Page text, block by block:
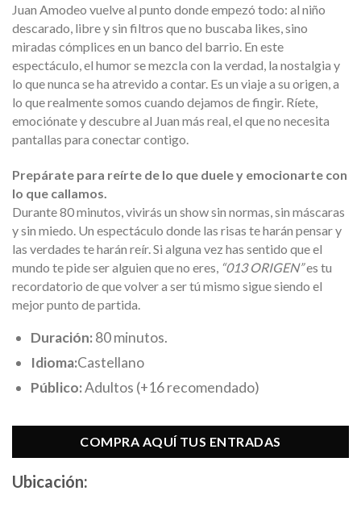
Juan Amodeo vuelve al punto donde empezó todo: al niño
descarado, libre y sin filtros que no buscaba likes, sino
miradas cómplices en un banco del barrio. En este
espectáculo, el humor se mezcla con la verdad, la nostalgia y
lo que nunca se ha atrevido a contar. Es un viaje a su origen, a
lo que realmente somos cuando dejamos de fingir. Ríete,
emociónate y descubre al Juan más real, el que no necesita
pantallas para conectar contigo.
Prepárate para reírte de lo que duele y emocionarte con
lo que callamos.
Durante 80 minutos, vivirás un show sin normas, sin máscaras
y sin miedo. Un espectáculo donde las risas te harán pensar y
las verdades te harán reír. Si alguna vez has sentido que el
mundo te pide ser alguien que no eres, “013 ORIGEN”es tu
recordatorio de que volver a ser tú mismo sigue siendo el
mejor punto de partida.
Duración:80 minutos.
Idioma:Castellano
Público:Adultos (+16 recomendado)
COMPRA AQUÍ TUS ENTRADAS
Ubicación: